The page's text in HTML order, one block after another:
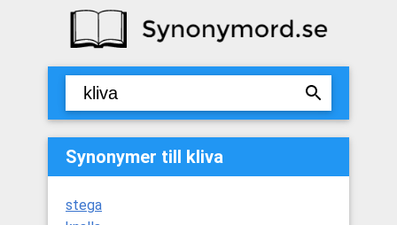
Synonymer till kliva
stega